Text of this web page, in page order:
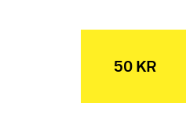
50 KR